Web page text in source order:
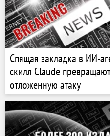
Спящая закладка в ИИ-
скилл Claude
отложенную атаку